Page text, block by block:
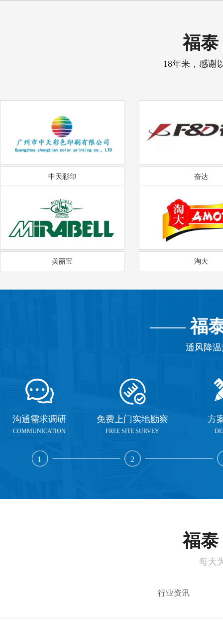
福泰
18年来，感谢
中天彩印 奋达
美丽宝 淘大
——福
通风降
沟通需求调研
COMMUNICATION
1
免费上门实地勘察
FREE SITE SURVEY
2
方
福泰
每天
行业资讯